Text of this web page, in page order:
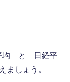
均 と 日経平
ましょう。